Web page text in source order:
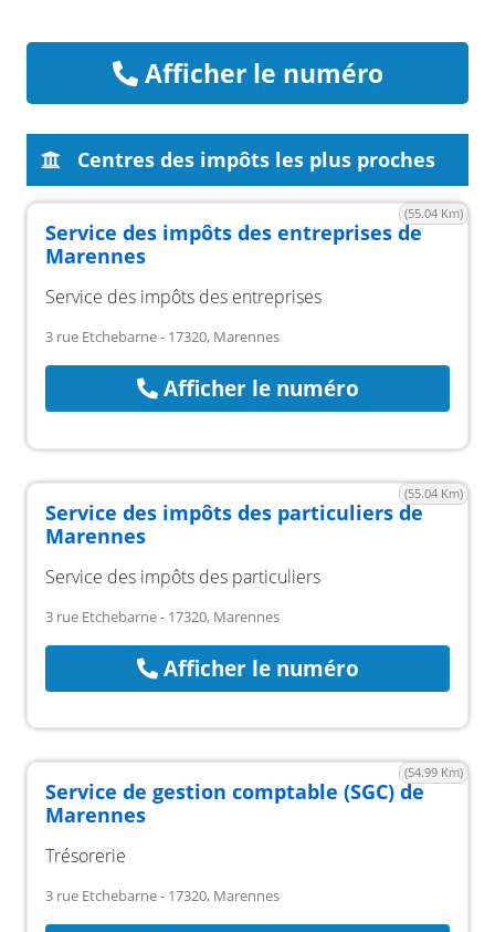
Afficher le numéro
Centres des impôts les plus proches
(55.04 Km)
Service des impôts des entreprises de
Marennes
Service des impôts des entreprises
3 rue Etchebarne - 17320, Marennes
Afficher le numéro
(55.04 Km)
Service des impôts des particuliers de
Marennes
Service des impôts des particuliers
3 rue Etchebarne - 17320, Marennes
Afficher le numéro
(54.99 Km)
Service de gestion comptable (SGC) de
Marennes
Trésorerie
3 rue Etchebarne - 17320, Marennes